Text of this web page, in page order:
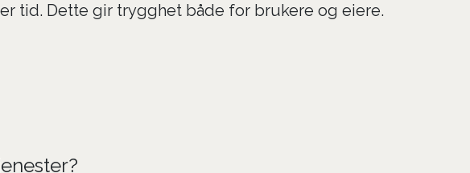
tid. Dette gir trygghet både for brukere og eiere.